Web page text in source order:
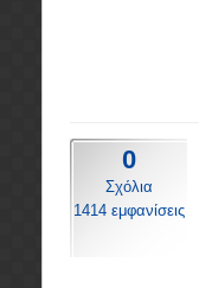
0
Σχόλια
1414 εμφανίσεις